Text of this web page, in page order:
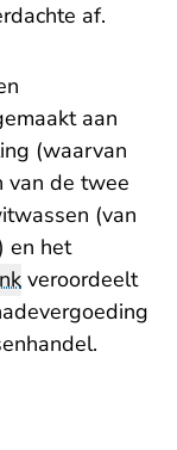
af.
aan
(waarvan
van de twee
(van
en het
veroordeelt